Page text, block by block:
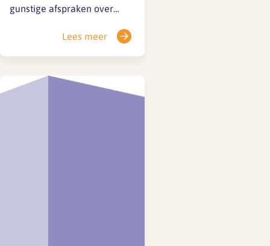
gunstige afspraken over
bovenop de wettelijke
regeling: Eerste ziektejaar:
salaris én vakantiegeld.
Lees meer